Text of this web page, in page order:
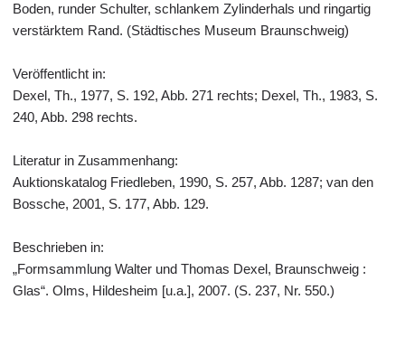
Boden, runder Schulter, schlankem Zylinderhals und ringartig
verstärktem Rand. (Städtisches Museum Braunschweig)
Veröffentlicht in:
Dexel, Th., 1977, S. 192, Abb. 271 rechts; Dexel, Th., 1983, S.
240, Abb. 298 rechts.
Literatur in Zusammenhang:
Auktionskatalog Friedleben, 1990, S. 257, Abb. 1287; van den
Bossche, 2001, S. 177, Abb. 129.
Beschrieben in:
„Formsammlung Walter und Thomas Dexel, Braunschweig :
Glas“. Olms, Hildesheim [u.a.], 2007. (S. 237, Nr. 550.)